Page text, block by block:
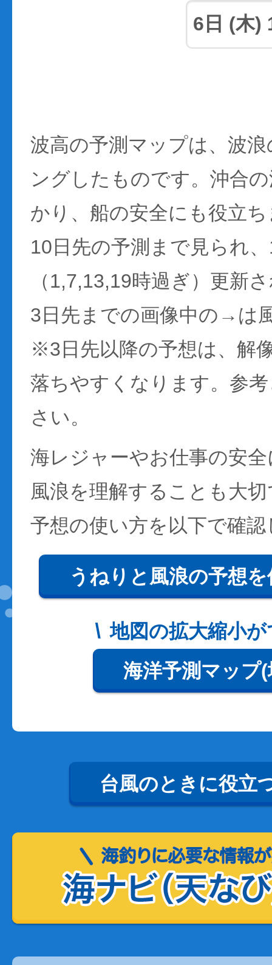
波高の予測マップは、波
ングしたものです。沖合
かり、船の安全にも役立
10日先の予測まで見られ
（1,7,13,19時過ぎ）更新
3日先までの画像中の→は
※3日先以降の予想は、解
落ちやすくなります。参
さい。
海レジャーやお仕事の安
風浪を理解することも大
予想の使い方を以下で確
うねりと風浪の予想
地図の拡大縮小
海洋予測マップ
台風のときに役立